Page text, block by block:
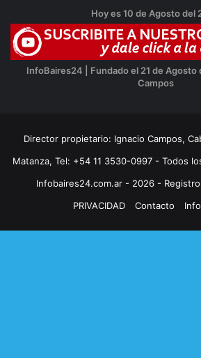
Hoy es 10 de Agosto del
InfoBaires24 | Fundado el 21 de Agosto
Campos
Director propietario: Ignacio Campos,
Matanza, Tel: +54 11 3530-0997 - Todos
Infobaires24.com.ar - 2026 -
PRIVACIDAD
Contacto